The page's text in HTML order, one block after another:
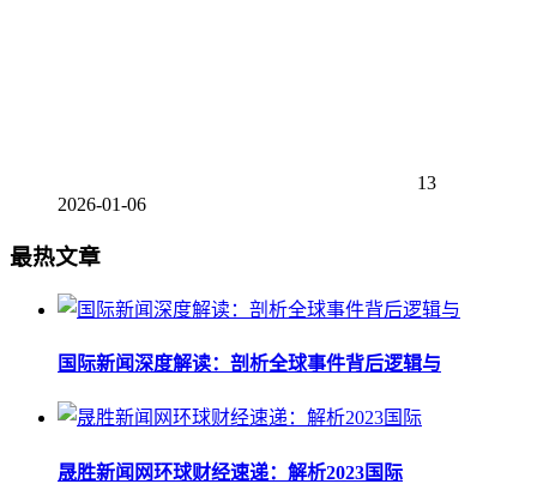
13
2026-01-06
最热文章
国际新闻深度解读：剖析全球事件背后逻辑与
晟胜新闻网环球财经速递：解析2023国际